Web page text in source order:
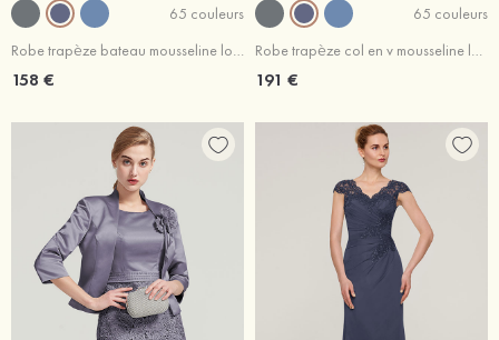
65 couleurs
Robe trapèze bateau mousseline longueur genou robe de mère de la mariée avec dentelle veste
158 €
65 couleurs
Robe trapèze col en v mousseline longueur genou robe de mère de la mariée avec perle dentelle veste
191 €